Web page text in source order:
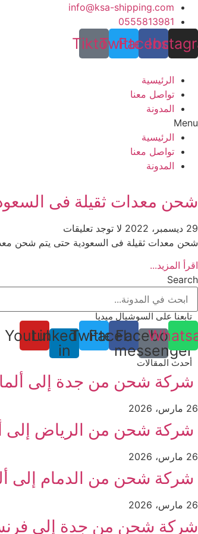
Skip
info@ksa-shipping.com
0555813981
Facebook
Twitter
Tiktok
الرئيسية
تواصل معنا
المدونة
Menu
الرئيسية
تواصل معنا
المدونة
شحن معدات ثقيلة فى السعودية
29 ديسمبر، 2022
لا توجد تعليقات
شحن معدات ثقيلة فى السعودية حتى يتم شحن معدات
اقرأ المزيد...
Search
تابعنا على السوشيال ميديا
Facebook-
messenger
Facebook
Twitter
Linkedin-
in
Youtube
أحدث المقالات
شركة شحن من جدة إلى ألمانيا
26 مارس، 2026
شركة شحن من الرياض إلى ألمانيا
26 مارس، 2026
شركة شحن من الدمام إلى ألمانيا
26 مارس، 2026
شركة شحن من جدة إلى فرنسا